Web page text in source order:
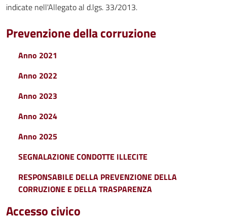
indicate nell'Allegato al d.lgs. 33/2013.
Prevenzione della corruzione
Anno 2021
Anno 2022
Anno 2023
Anno 2024
Anno 2025
SEGNALAZIONE CONDOTTE ILLECITE
RESPONSABILE DELLA PREVENZIONE DELLA
CORRUZIONE E DELLA TRASPARENZA
Accesso civico